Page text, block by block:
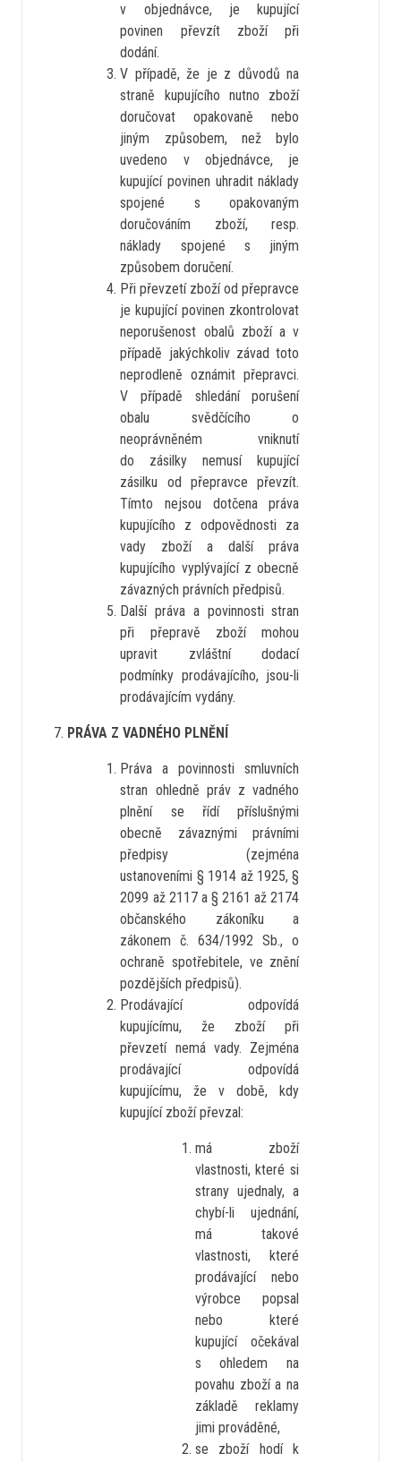
v objednávce, je kupující
povinen převzít zboží při
dodání.
V případě, že je z důvodů na
straně kupujícího nutno zboží
doručovat opakovaně nebo
jiným způsobem, než bylo
uvedeno v objednávce, je
kupující povinen uhradit náklady
spojené s opakovaným
doručováním zboží, resp.
náklady spojené s jiným
způsobem doručení.
Při převzetí zboží od přepravce
je kupující povinen zkontrolovat
neporušenost obalů zboží a v
případě jakýchkoliv závad toto
neprodleně oznámit přepravci.
V případě shledání porušení
obalu svědčícího o
neoprávněném vniknutí
do zásilky nemusí kupující
zásilku od přepravce převzít.
Tímto nejsou dotčena práva
kupujícího z odpovědnosti za
vady zboží a další práva
kupujícího vyplývající z obecně
závazných právních předpisů.
Další práva a povinnosti stran
při přepravě zboží mohou
upravit zvláštní dodací
podmínky prodávajícího, jsou-li
prodávajícím vydány.
PRÁVA Z VADNÉHO PLNĚNÍ
Práva a povinnosti smluvních
stran ohledně práv z vadného
plnění se řídí příslušnými
obecně závaznými právními
předpisy (zejména
ustanoveními § 1914 až 1925, §
2099 až 2117 a § 2161 až 2174
občanského zákoníku a
zákonem č. 634/1992 Sb., o
ochraně spotřebitele, ve znění
pozdějších předpisů).
Prodávající odpovídá
kupujícímu, že zboží při
převzetí nemá vady. Zejména
prodávající odpovídá
kupujícímu, že v době, kdy
kupující zboží převzal:
má zboží
vlastnosti, které si
strany ujednaly, a
chybí-li ujednání,
má takové
vlastnosti, které
prodávající nebo
výrobce popsal
nebo které
kupující očekával
s ohledem na
povahu zboží a na
základě reklamy
jimi prováděné,
se zboží hodí k